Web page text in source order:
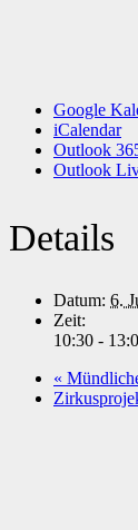
Google
iCalendar
Outlook
Outlook
Details
Datum: 6.
Zeit:
10:30 -
«